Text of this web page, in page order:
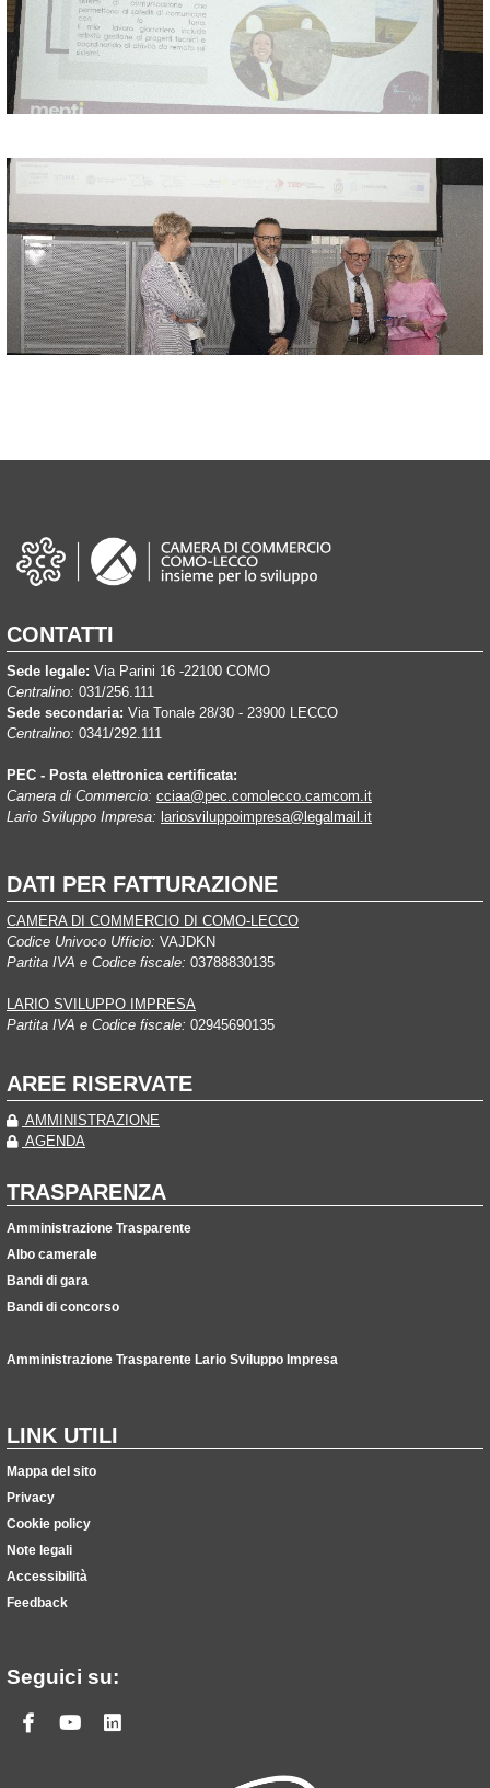
CONTATTI
Sede legale: Via Parini 16 -22100 COMO
Centralino: 031/256.111
Sede secondaria: Via Tonale 28/30 - 23900 LECCO
Centralino: 0341/292.111
PEC - Posta elettronica certificata:
Camera di Commercio: cciaa@pec.comolecco.camcom.it
Lario Sviluppo Impresa: lariosviluppoimpresa@legalmail.it
DATI PER FATTURAZIONE
CAMERA DI COMMERCIO DI COMO-LECCO
Codice Univoco Ufficio: VAJDKN
Partita IVA e Codice fiscale: 03788830135
LARIO SVILUPPO IMPRESA
Partita IVA e Codice fiscale: 02945690135
AREE RISERVATE
AMMINISTRAZIONE
AGENDA
TRASPARENZA
Amministrazione Trasparente
Albo camerale
Bandi di gara
Bandi di concorso
Amministrazione Trasparente Lario Sviluppo Impresa
LINK UTILI
Mappa del sito
Privacy
Cookie policy
Note legali
Accessibilità
Feedback
Seguici su:
Facebook
Youtube